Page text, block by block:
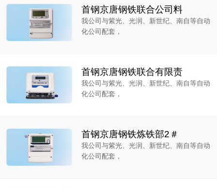
首钢京唐钢铁联合公司料
我公司与紫光、光润、新世纪、南自等自动
化公司配套，
首钢京唐钢铁联合有限责
我公司与紫光、光润、新世纪、南自等自动
化公司配套，
首钢京唐钢铁炼铁部2＃
我公司与紫光、光润、新世纪、南自等自动
化公司配套，